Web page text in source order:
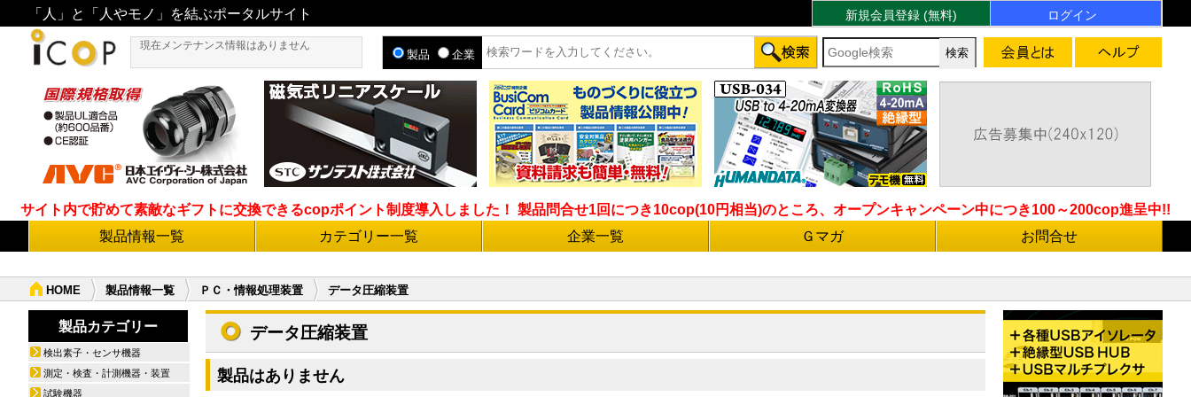
「人」と「人やモノ」を結ぶポータルサイト ログイン
新規会員登録 (無料)
現在メンテナンス情報はありません
製品 企業
サイト内で貯めて素敵なギフトに交換できるcopポイント制度導入しました！ 製品問合せ1回につき10cop(10円相当)のところ、オープンキャンペーン中につき100～200cop進呈中!!
製品情報一覧
カテゴリー一覧 企業一覧 Ｇマガ お問合せ
HOME 製品情報一覧 ＰＣ・情報処理装置 データ圧縮装置
データ圧縮装置
製品はありません
製品カテゴリー
検出素子・センサ機器
測定・検査・計測機器・装置
試験機器